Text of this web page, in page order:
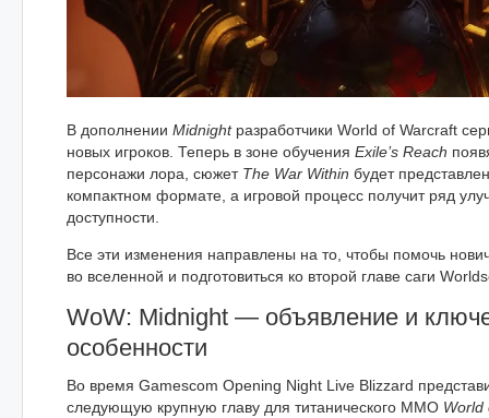
В дополнении Midnightразработчики World of Warcraft
новых игроков. Теперь в зоне обучения Exile’s Reach
персонажи лора, сюжет The War Within будет
компактном формате, а игровой процесс получит ряд
доступности.
Все эти изменения направлены на то, чтобы помочь
во вселенной и подготовиться ко второй главе саги
WoW: Midnight — объявление и
особенности
Во время Gamescom Opening Night Live Blizzard
следующую крупную главу для титанического MMO World